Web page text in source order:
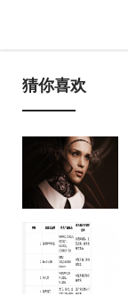
猜你喜欢